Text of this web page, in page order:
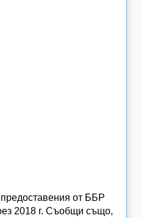
от ББР
2018 г. Съобщи също,